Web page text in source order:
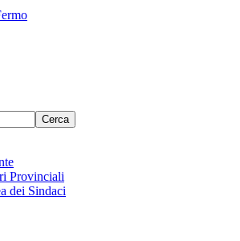
Provinciali
dei Sindaci